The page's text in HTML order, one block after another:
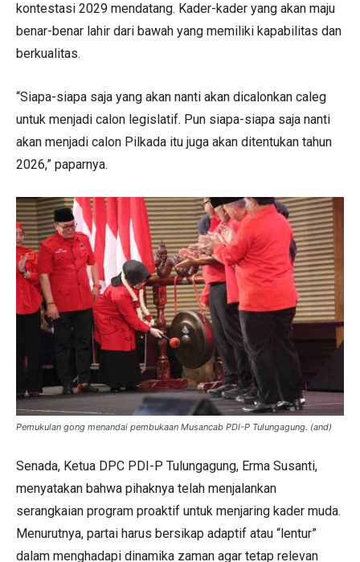
kontestasi 2029 mendatang. Kader-kader yang akan maju
benar-benar lahir dari bawah yang memiliki kapabilitas dan
berkualitas.
“Siapa-siapa saja yang akan nanti akan dicalonkan caleg
untuk menjadi calon legislatif. Pun siapa-siapa saja nanti
akan menjadi calon Pilkada itu juga akan ditentukan tahun
2026,” paparnya.
Pemukulan gong menandai pembukaan Musancab PDI-P Tulungagung. (and)
Senada, Ketua DPC PDI-P Tulungagung, Erma Susanti,
menyatakan bahwa pihaknya telah menjalankan
serangkaian program proaktif untuk menjaring kader muda.
Menurutnya, partai harus bersikap adaptif atau “lentur”
dalam menghadapi dinamika zaman agar tetap relevan